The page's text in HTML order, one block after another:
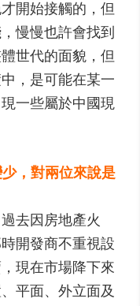
開始接觸的，但
慢慢也許會找到
世代的面貌，但
，是可能在某一
一些屬於中國現
，對兩位來說是
去因房地產火
開發商不重視設
現在市場降下來
平面、外立面及